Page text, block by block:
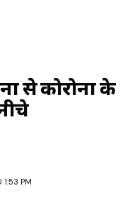
से कोरोना के
PM